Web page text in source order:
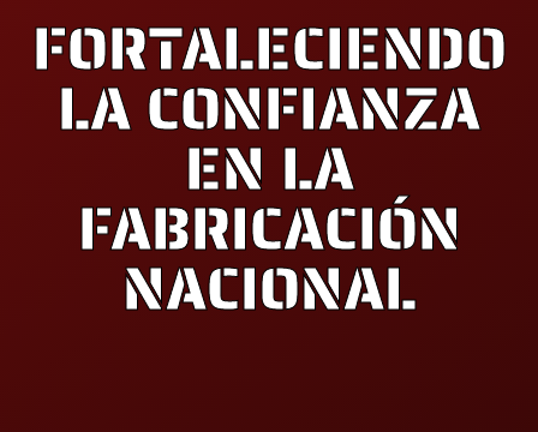
FORTALECIENDO
LA CONFIANZA
EN LA
FABRICACIÓN
NACIONAL